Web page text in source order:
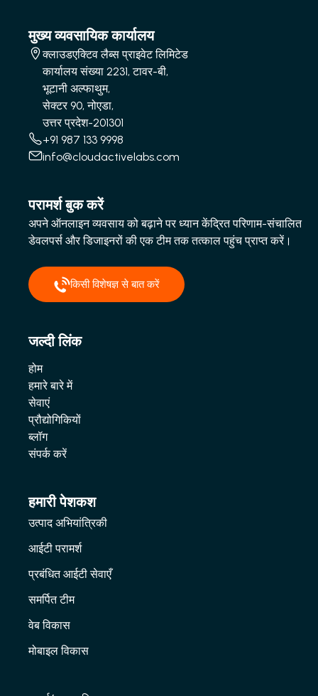
मुख्य व्यवसायिक कार्यालय
क्लाउडएक्टिव लैब्स प्राइवेट लिमिटेड
कार्यालय संख्या 2231, टावर-बी,
भूटानी अल्फाथुम,
सेक्टर 90, नोएडा,
उत्तर प्रदेश-201301
+91 987 133 9998
info@cloudactivelabs.com
परामर्श बुक करें
अपने ऑनलाइन व्यवसाय को बढ़ाने पर ध्यान केंद्रित परिणाम-संचालित
डेवलपर्स और डिजाइनरों की एक टीम तक तत्काल पहुंच प्राप्त करें।
किसी विशेषज्ञ से बात करें
जल्दी लिंक
होम
हमारे बारे में
सेवाएं
प्रौद्योगिकियों
ब्लॉग
संपर्क करें
हमारी पेशकश
उत्पाद अभियांत्रिकी
आईटी परामर्श
प्रबंधित आईटी सेवाएँ
समर्पित टीम
वेब विकास
मोबाइल विकास